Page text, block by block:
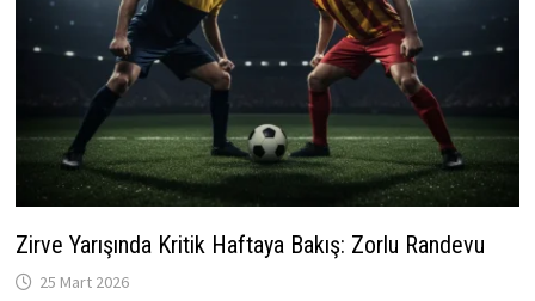
Zirve Yarışında Kritik Haftaya Bakış: Zorlu Randevu
25 Mart 2026